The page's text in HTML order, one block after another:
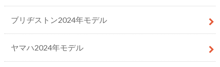
ブリヂストン2024年モデル
ヤマハ2024年モデル